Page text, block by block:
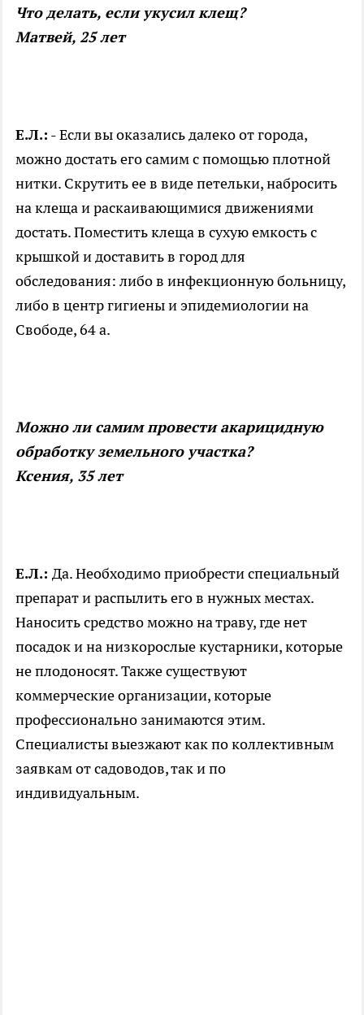
Что делать, если укусил клещ?
Матвей, 25 лет
Е.Л.: - Если вы оказались далеко от города,
можно достать его самим с помощью плотной
нитки. Скрутить ее в виде петельки, набросить
на клеща и раскаивающимися движениями
достать. Поместить клеща в сухую емкость с
крышкой и доставить в город для
обследования: либо в инфекционную больницу,
либо в центр гигиены и эпидемиологии на
Свободе, 64 а.
Можно ли самим провести акарицидную
обработку земельного участка?
Ксения, 35 лет
Е.Л.: Да. Необходимо приобрести специальный
препарат и распылить его в нужных местах.
Наносить средство можно на траву, где нет
посадок и на низкорослые кустарники, которые
не плодоносят. Также существуют
коммерческие организации, которые
профессионально занимаются этим.
Специалисты выезжают как по коллективным
заявкам от садоводов, так и по
индивидуальным.